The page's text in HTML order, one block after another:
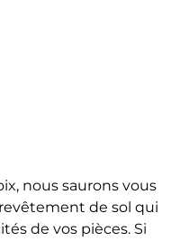
nous saurons vous
de sol qui
de vos pièces. Si